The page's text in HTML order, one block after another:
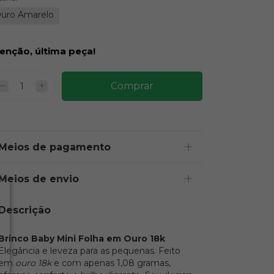
Amarelo
última peça!
de pagamento
de envio
Baby Mini Folha em Ouro 18k
e leveza para as pequenas. Feito
ouro 18ke com apenas 1,08 gramas,